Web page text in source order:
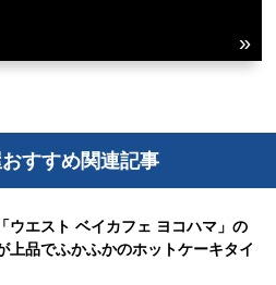
すすめ関連記事
ウエスト ベイカフェ ヨコハマ」の
上品でふかふかのホットケーキタイ